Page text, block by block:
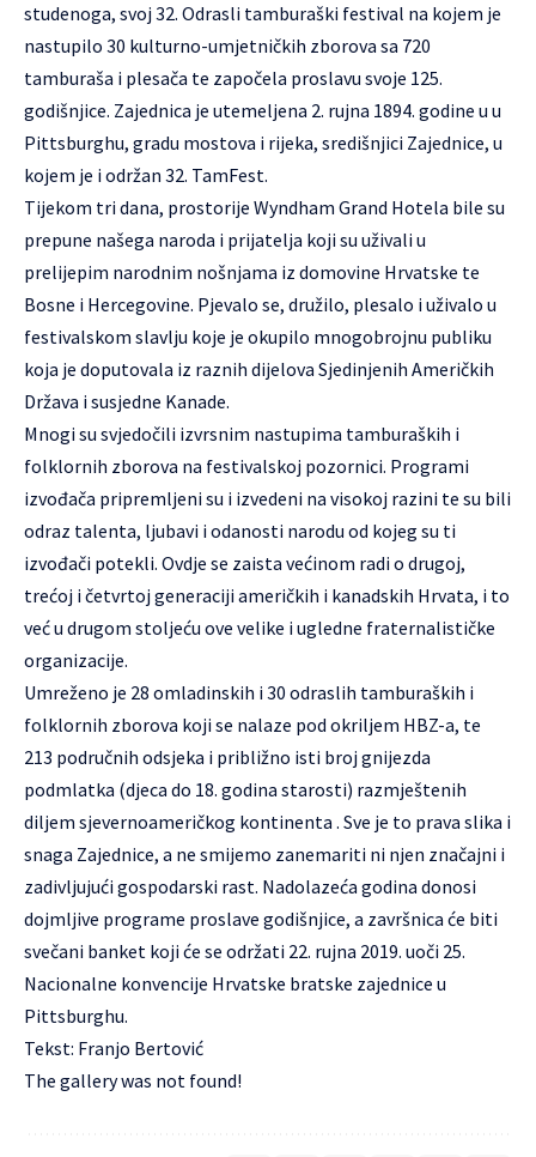
studenoga, svoj 32. Odrasli tamburaški festival na kojem je
nastupilo 30 kulturno-umjetničkih zborova sa 720
tamburaša i plesača te započela proslavu svoje 125.
godišnjice. Zajednica je utemeljena 2. rujna 1894. godine u u
Pittsburghu, gradu mostova i rijeka, središnjici Zajednice, u
kojem je i održan 32. TamFest.
Tijekom tri dana, prostorije Wyndham Grand Hotela bile su
prepune našega naroda i prijatelja koji su uživali u
prelijepim narodnim nošnjama iz domovine Hrvatske te
Bosne i Hercegovine. Pjevalo se, družilo, plesalo i uživalo u
festivalskom slavlju koje je okupilo mnogobrojnu publiku
koja je doputovala iz raznih dijelova Sjedinjenih Američkih
Država i susjedne Kanade.
Mnogi su svjedočili izvrsnim nastupima tamburaških i
folklornih zborova na festivalskoj pozornici. Programi
izvođača pripremljeni su i izvedeni na visokoj razini te su bili
odraz talenta, ljubavi i odanosti narodu od kojeg su ti
izvođači potekli. Ovdje se zaista većinom radi o drugoj,
trećoj i četvrtoj generaciji američkih i kanadskih Hrvata, i to
već u drugom stoljeću ove velike i ugledne fraternalističke
organizacije.
Umreženo je 28 omladinskih i 30 odraslih tamburaških i
folklornih zborova koji se nalaze pod okriljem HBZ-a, te
213 područnih odsjeka i približno isti broj gnijezda
podmlatka (djeca do 18. godina starosti) razmještenih
diljem sjevernoameričkog kontinenta . Sve je to prava slika i
snaga Zajednice, a ne smijemo zanemariti ni njen značajni i
zadivljujući gospodarski rast. Nadolazeća godina donosi
dojmljive programe proslave godišnjice, a završnica će biti
svečani banket koji će se održati 22. rujna 2019. uoči 25.
Nacionalne konvencije Hrvatske bratske zajednice u
Pittsburghu.
Tekst: Franjo Bertović
The gallery was not found!